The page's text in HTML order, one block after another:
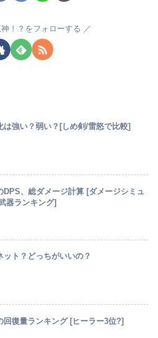
！？をフォローする
は強い？弱い？[しめ剣/雷怒で比較]
DPS、総ダメージ計算 [ダメージシミュ
器ランキング]
ット？どっちがいいの？
回復量ランキング [ヒーラー3位?]